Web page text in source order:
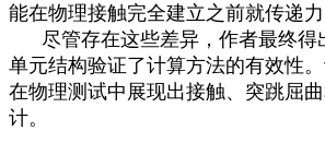
能在物理接触完全建立之前就传递力
尽管存在这些差异，作者最终得
单元结构验证了计算方法的有效性
在物理测试中展现出接触、突跳屈
计。